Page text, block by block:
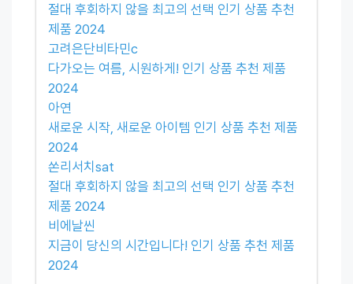
절대 후회하지 않을 최고의 선택 인기 상품 추천
제품 2024
고려은단비타민c
다가오는 여름, 시원하게! 인기 상품 추천 제품
2024
아연
새로운 시작, 새로운 아이템 인기 상품 추천 제품
2024
쏜리서치sat
절대 후회하지 않을 최고의 선택 인기 상품 추천
제품 2024
비에날씬
지금이 당신의 시간입니다! 인기 상품 추천 제품
2024